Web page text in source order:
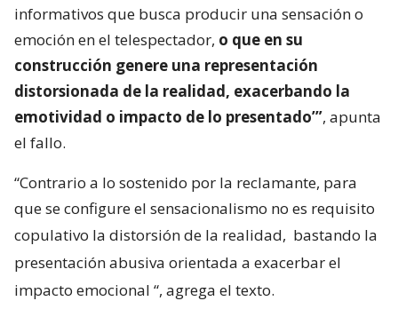
informativos que busca producir una sensación o
emoción en el telespectador, o que en su
construcción genere una representación
distorsionada de la realidad, exacerbando la
emotividad o impacto de lo presentado’”, apunta
el fallo.
“Contrario a lo sostenido por la reclamante, para
que se configure el sensacionalismo no es requisito
copulativo la distorsión de la realidad, bastando la
presentación abusiva orientada a exacerbar el
impacto emocional “, agrega el texto.